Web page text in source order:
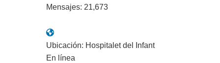
Mensajes: 21,673
Ubicación: Hospitalet del Infant
En línea